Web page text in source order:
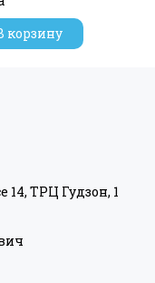
корзину
14, ТРЦ Гудзон, 1